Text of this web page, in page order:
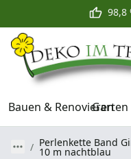
98,8
Bauen & Renovieren
Perlenkette Band
10 m nachtblau